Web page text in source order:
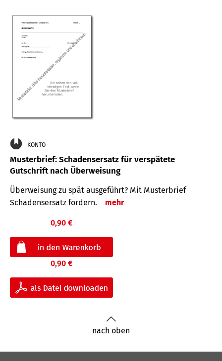
KONTO
Musterbrief: Schadensersatz für verspätete
Gutschrift nach Überweisung
Überweisung zu spät ausgeführt? Mit Musterbrief
Schadensersatz fordern.
mehr
0,90 €
0,90 €
nach oben